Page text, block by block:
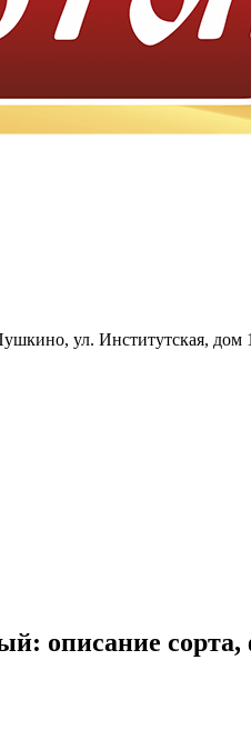
ул. Институтская, дом
описание сорта,